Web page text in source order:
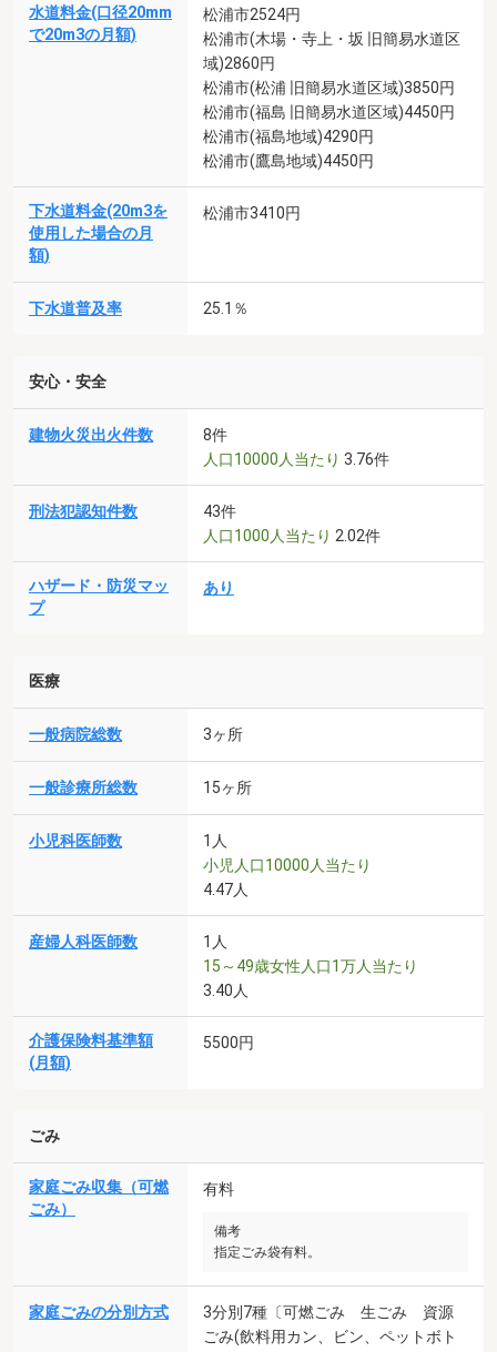
水道料金(口径20mm
で20m3の月額)
松浦市2524円
松浦市(木場・寺上・坂 旧簡易水道区
域)2860円
松浦市(松浦 旧簡易水道区域)3850円
松浦市(福島 旧簡易水道区域)4450円
松浦市(福島地域)4290円
松浦市(鷹島地域)4450円
下水道料金(20m3を
使用した場合の月
額)
松浦市3410円
下水道普及率 25.1％
安心・安全
建物火災出火件数
8件
人口10000人当たり 3.76件
刑法犯認知件数
43件
人口1000人当たり 2.02件
ハザード・防災マッ
プ
あり
医療
一般病院総数 3ヶ所
一般診療所総数 15ヶ所
小児科医師数
1人
小児人口10000人当たり
4.47人
産婦人科医師数
1人
15～49歳女性人口1万人当たり
3.40人
介護保険料基準額
(月額)
5500円
ごみ
家庭ごみ収集（可燃
ごみ）
有料
備考
指定ごみ袋有料。
家庭ごみの分別方式
3分別7種〔可燃ごみ 生ごみ 資源
ごみ(飲料用カン、ビン、ペットボト